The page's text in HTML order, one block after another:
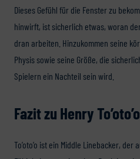
Dieses Gefühl für die Fenster zu
hinwirft, ist sicherlich etwas, woran
dran arbeiten. Hinzukommen seine
Physis sowie seine Größe, die
Spielern ein Nachteil sein wird.
Fazit zu Henry To’oto’o
To’oto’o ist ein Middle Linebacker,